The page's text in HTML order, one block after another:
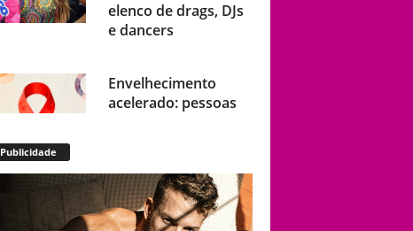
elenco de drags, DJs
e dancers
Envelhecimento
acelerado: pessoas
real, aponta relatório
internacional
Publicidade